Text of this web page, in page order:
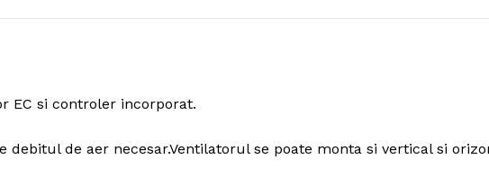
EC si controler incorporat.
de aer necesar.Ventilatorul se poate monta si vertical si